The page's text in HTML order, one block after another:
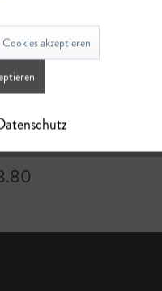
Cookies akzeptieren